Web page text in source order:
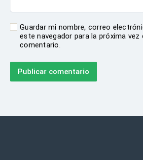
Guardar mi nombre, correo
este navegador para la próxima vez
comentario.